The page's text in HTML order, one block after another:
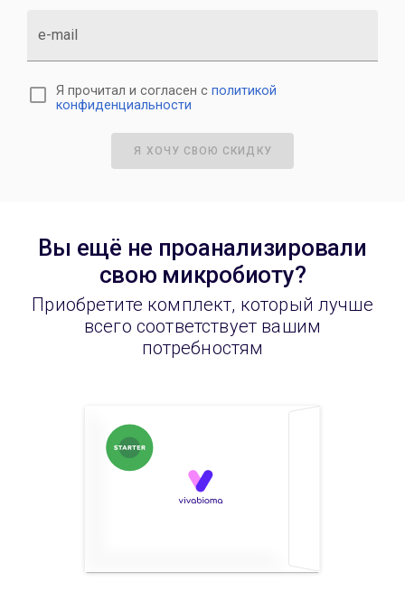
e-mail
Я прочитал и согласен с политикой
конфиденциальности
Я ХОЧУ СВОЮ СКИДКУ
Вы ещё не проанализировали
свою микробиоту?
Приобретите комплект, который лучше
всего соответствует вашим
потребностям